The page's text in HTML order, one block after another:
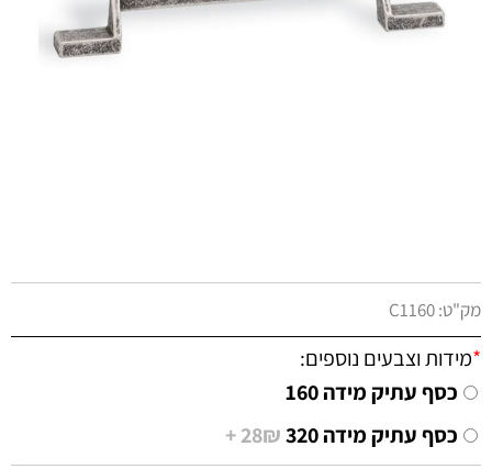
מק"ט:C1160
*מידות וצבעים נוספים:
כסף עתיק מידה 160
כסף עתיק מידה 320
28₪ +